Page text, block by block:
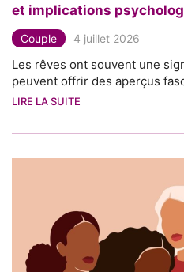
et implications
Couple 4 juillet 2026
Les rêves ont souvent une
peuvent offrir des aperçus
LIRE LA SUITE